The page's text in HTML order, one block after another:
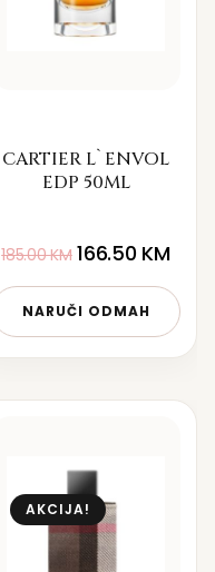
CARTIER L`ENVOL
EDP 50ML
185.00KM 166.50 KM
NARUČI ODMAH
AKCIJA!